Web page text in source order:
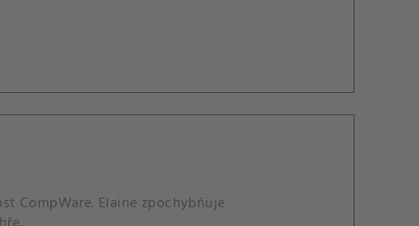
CompWare. Elaine zpochybňuje